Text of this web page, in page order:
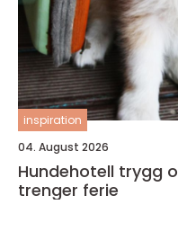
inspiration
04. August 2026
Hundehotell trygg omsorg når hunden
trenger ferie